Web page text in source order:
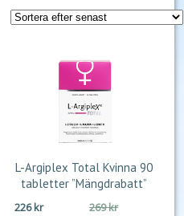
L-Argiplex Total Kvinna 90
tabletter ”Mängdrabatt”
269krDet
226kr
Det